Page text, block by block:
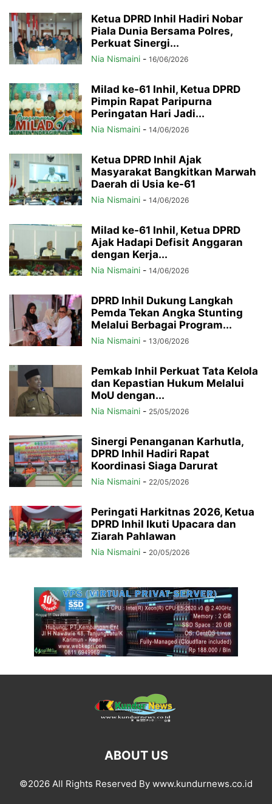
Ketua DPRD Inhil Hadiri Nobar
Piala Dunia Bersama Polres,
Perkuat Sinergi...
Nia Nismaini - 16/06/2026
Milad ke-61 Inhil, Ketua DPRD
Pimpin Rapat Paripurna
Peringatan Hari Jadi...
Nia Nismaini - 14/06/2026
Ketua DPRD Inhil Ajak
Masyarakat Bangkitkan Marwah
Daerah di Usia ke-61
Nia Nismaini - 14/06/2026
Milad ke-61 Inhil, Ketua DPRD
Ajak Hadapi Defisit Anggaran
dengan Kerja...
Nia Nismaini - 14/06/2026
DPRD Inhil Dukung Langkah
Pemda Tekan Angka Stunting
Melalui Berbagai Program...
Nia Nismaini - 13/06/2026
Pemkab Inhil Perkuat Tata Kelola
dan Kepastian Hukum Melalui
MoU dengan...
Nia Nismaini - 25/05/2026
Sinergi Penanganan Karhutla,
DPRD Inhil Hadiri Rapat
Koordinasi Siaga Darurat
Nia Nismaini - 22/05/2026
Peringati Harkitnas 2026, Ketua
DPRD Inhil Ikuti Upacara dan
Ziarah Pahlawan
Nia Nismaini - 20/05/2026
ABOUT US
©2026 All Rights Reserved By www.kundurnews.co.id